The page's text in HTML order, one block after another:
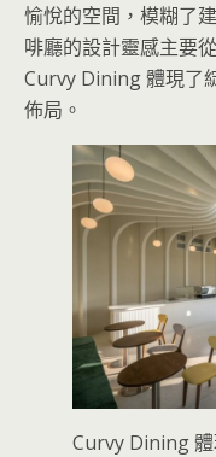
愉悅的空間，模糊了
啡廳的設計靈感主要
Curvy Dining 體現了
佈局。
Curvy Dining